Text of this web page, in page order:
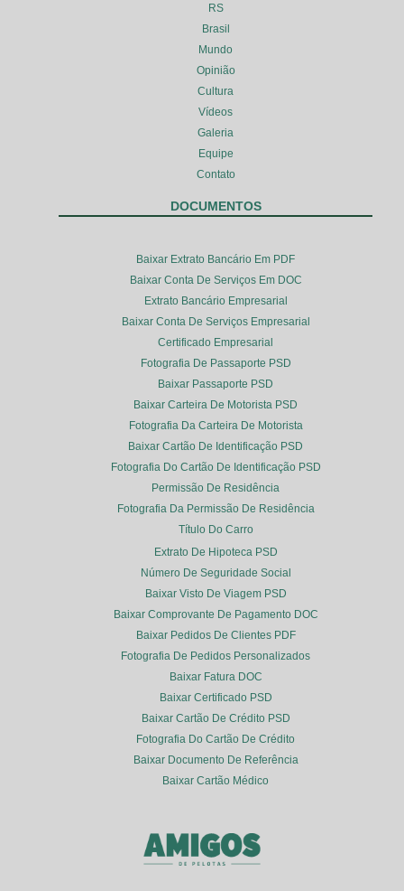
RS
Brasil
Mundo
Opinião
Cultura
Vídeos
Galeria
Equipe
Contato
DOCUMENTOS
Baixar Extrato Bancário Em PDF
Baixar Conta De Serviços Em DOC
Extrato Bancário Empresarial
Baixar Conta De Serviços Empresarial
Certificado Empresarial
Fotografia De Passaporte PSD
Baixar Passaporte PSD
Baixar Carteira De Motorista PSD
Fotografia Da Carteira De Motorista
Baixar Cartão De Identificação PSD
Fotografia Do Cartão De Identificação PSD
Permissão De Residência
Fotografia Da Permissão De Residência
Título Do Carro
Extrato De Hipoteca PSD
Número De Seguridade Social
Baixar Visto De Viagem PSD
Baixar Comprovante De Pagamento DOC
Baixar Pedidos De Clientes PDF
Fotografia De Pedidos Personalizados
Baixar Fatura DOC
Baixar Certificado PSD
Baixar Cartão De Crédito PSD
Fotografia Do Cartão De Crédito
Baixar Documento De Referência
Baixar Cartão Médico